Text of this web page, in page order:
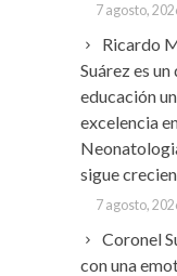
7 agosto,
Ricardo
Suárez es
educación
excelencia
sigue
7 agosto,
Coronel
con una